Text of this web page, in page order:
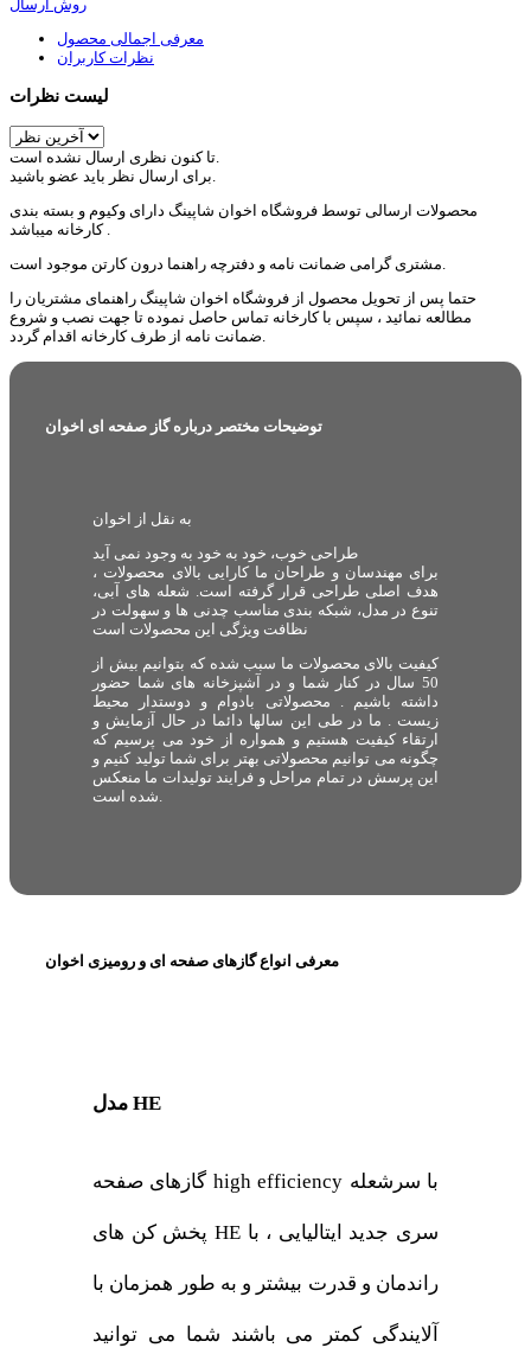
روش ارسال
معرفی اجمالی محصول
نظرات کاربران
لیست نظرات
محصولات ارسالی توسط فروشگاه اخوان شاپینگ دارای وکیوم و بسته بندی
کارخانه میباشد .
حتما پس از تحویل محصول از فروشگاه اخوان شاپینگ راهنمای مشتریان را
مطالعه نمائید ، سپس با کارخانه تماس حاصل نموده تا جهت نصب و شروع
توضیحات مختصر درباره گاز صفحه ای اخوان
به نقل از اخوان
طراحی خوب، خود به خود به وجود نمی آید
برای مهندسان و طراحان ما کارایی بالای محصولات ،
هدف اصلی طراحی قرار گرفته است. شعله های آبی،
تنوع در مدل، شبکه بندی مناسب چدنی ها و سهولت در
نظافت ویژگی این محصولات است
کیفیت بالای محصولات ما سبب شده که بتوانیم بیش از
50 سال در کنار شما و در آشپزخانه های شما حضور
داشته باشیم . محصولاتی بادوام و دوستدار محیط
زیست . ما در طی این سالها دائما در حال آزمایش و
ارتقاء کیفیت هستیم و همواره از خود می پرسیم که
چگونه می توانیم محصولاتی بهتر برای شما تولید کنیم و
این پرسش در تمام مراحل و فرایند تولیدات ما منعکس
شده است.
معرفی انواع گازهای صفحه ای و رومیزی اخوان
مدل HE
گازهای صفحه high efficiency با سرشعله
پخش کن های HE سری جدید ایتالیایی ، با
راندمان و قدرت بیشتر و به طور همزمان با
آلایندگی کمتر می باشند شما می توانید